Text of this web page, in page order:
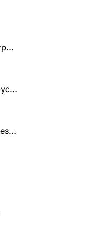
PandaVPN Lite - Быстрый ВПН
Panda Dome антивирус и VPN
PureVPN: Быстро и безопасно